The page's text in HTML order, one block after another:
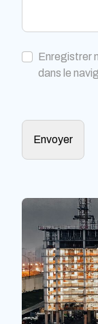
Enregistrer
dans le